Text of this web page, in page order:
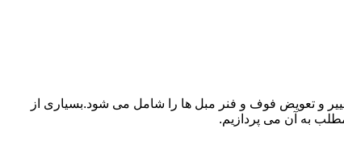
و تعویض فوف و فنر مبل ها را شامل می شود.بسیاری از
به آن می پردازیم.